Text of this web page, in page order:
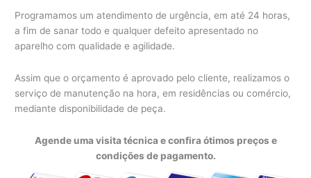
Programamos um atendimento de urgência, em até 24 horas,
a fim de sanar todo e qualquer defeito apresentado no
aparelho com qualidade e agilidade.
Assim que o orçamento é aprovado pelo cliente, realizamos o
serviço de manutenção na hora, em residências ou comércio,
mediante disponibilidade de peça.
Agende uma visita técnica e confira ótimos preços e
condições de pagamento.